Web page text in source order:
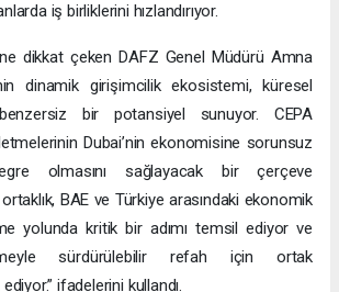
iş birliklerini hızlandırıyor.
dikkat çeken DAFZ Genel Müdürü Amna
dinamik girişimcilik ekosistemi, küresel
bir potansiyel sunuyor. CEPA
Dubai’nin ekonomisine sorunsuz
olmasını sağlayacak bir çerçeve
BAE ve Türkiye arasındaki ekonomik
yolunda kritik bir adımı temsil ediyor ve
sürdürülebilir refah için ortak
ifadelerini kullandı.